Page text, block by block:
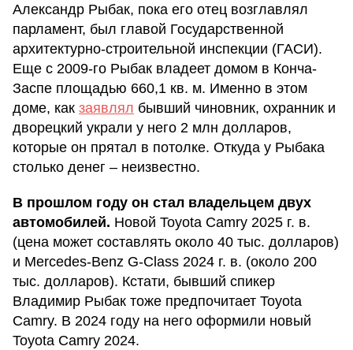
Александр Рыбак, пока его отец возглавлял
парламент, был главой Государственной
архитектурно-строительной инспекции (ГАСИ).
Еще с 2009-го Рыбак владеет домом в Конча-
Заспе площадью 660,1 кв. м. Именно в этом
доме, как заявлял бывший чиновник, охранник и
дворецкий украли у него 2 млн долларов,
которые он прятал в потолке. Откуда у Рыбака
столько денег – неизвестно.
В прошлом году он стал владельцем двух
автомобилей. Новой Toyota Camry 2025 г. в.
(цена может составлять около 40 тыс. долларов)
и Mercedes-Benz G-Class 2024 г. в. (около 200
тыс. долларов). Кстати, бывший спикер
Владимир Рыбак тоже предпочитает Toyota
Camry. В 2024 году на него оформили новый
Toyota Camry 2024.